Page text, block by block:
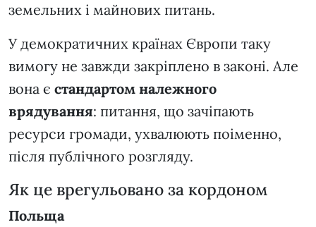
земельних і майнових питань.
У демократичних країнах Європи таку
вимогу не завжди закріплено в законі. Але
вона є стандартом належного
врядування: питання, що зачіпають
ресурси громади, ухвалюють поіменно,
після публічного розгляду.
Як це врегульовано за кордоном
Польща